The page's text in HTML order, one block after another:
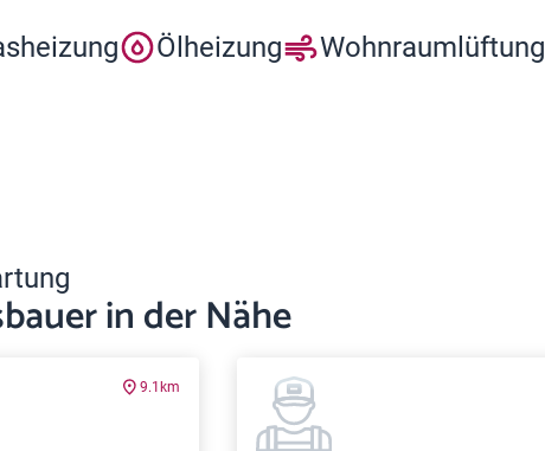
Ölheizung
Wohnraumlüftung
in der Nähe
9.1km